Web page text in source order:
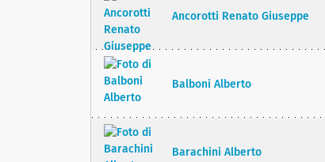
Ancorotti Renato Giuseppe
Balboni Alberto
Barachini Alberto